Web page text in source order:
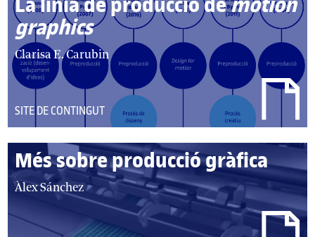
La línia de producció demotion
graphics
autor/autors:
Clarisa E. Carubin
DEL
TIPUS:
SITE DE CONTINGUT
Més sobre producció gràfica
autor/autors:
Àlex Sánchez